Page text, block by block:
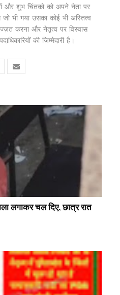
और शुभ चिंतको को अपने नेता पर
जो भी गया उसका कोई भी अस्तित्व
करना और नेतृत्व पर विस्वास
की जिम्मेदारी है।
लगाकर चल दिए, छात्र रात